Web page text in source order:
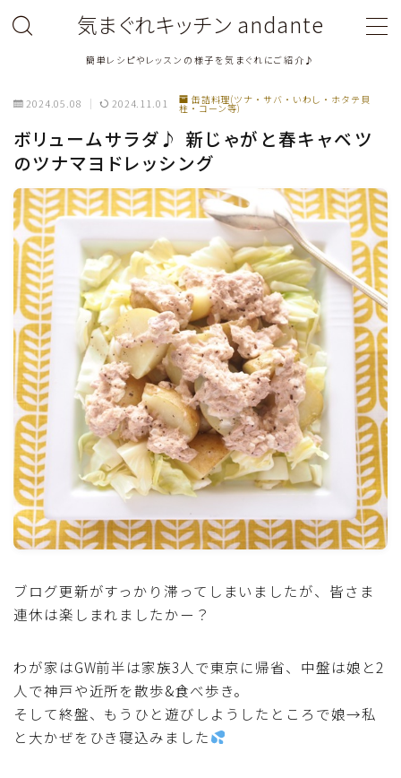
気まぐれキッチン andante
簡単レシピやレッスンの様子を気まぐれにご紹介♪
料理関連のお仕事・メディア掲載レシピ
鶏肉料理
豚肉料理
牛肉料理
ひき肉料理
魚介料理
卵料理
野菜料理(ブロッコリー・カリフラワー・パプリカ・菜
の花・その他)
野菜料理(きゅうり・なす・トマト・ピーマン・かぼち
ゃ・ゴーヤ)
野菜料理(キャベツ・白菜・ほうれん草・レタス・小松
菜・にら)
野菜料理(ズッキーニ・コーン・いんげん・そら豆・え
んどう・オクラ)
2024.05.08 2024.11.01 缶詰料理(ツナ・サバ・いわし・ホタテ貝
柱・コーン等)
ボリュームサラダ♪ 新じゃがと春キャベツ
のツナマヨドレッシング
ブログ更新がすっかり滞ってしまいましたが、皆さま
連休は楽しまれましたかー？
わが家はGW前半は家族3人で東京に帰省、中盤は娘と2
人で神戸や近所を散歩&食べ歩き。
そして終盤、もうひと遊びしようしたところで娘→私
と大かぜをひき寝込みました